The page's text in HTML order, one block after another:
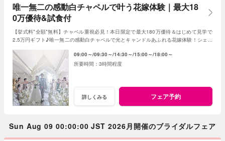
唯一無二の感動白チャペルで叶う花嫁体験｜最大18
0万優待&試食付
【挙式料*全額*無料】チャペル重視必見！本日限定で最大180万優待＆はじめて見学で
2.5万円ギフト♪唯一無二の感動白チャペルで光とキャンドルあふれる花嫁体験！シェフ
09:00～ 09:30～ 14:30～ 15:00～ 18:00～
3時間程度
詳しくみる フェア予約
Sun Aug 09 00:00:00 JST 2026月開催のブライダルフェア